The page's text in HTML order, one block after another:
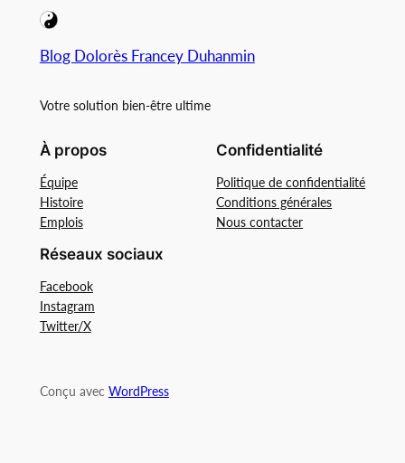
Blog Dolorès Francey Duhanmin
Votre solution bien-être ultime
À propos
Équipe
Histoire
Emplois
Confidentialité
Politique de confidentialité
Conditions générales
Nous contacter
Réseaux sociaux
Facebook
Instagram
Twitter/X
Conçu avec WordPress